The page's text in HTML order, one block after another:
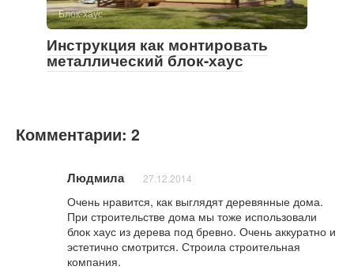
Блок-хаус
Инструкция как монтировать
металлический блок-хаус
Комментарии: 2
Людмила 27.12.2014
Очень нравится, как выглядят деревянные дома.
При строительстве дома мы тоже использовали
блок хаус из дерева под бревно. Очень аккуратно и
эстетично смотрится. Строила строительная
компания.